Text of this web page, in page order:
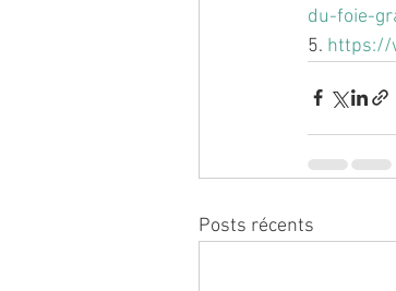
du-foie-
5. https://
Posts récents